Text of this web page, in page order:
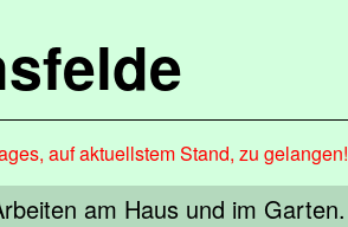
auf aktuellstem Stand, zu gelangen!
am Haus und im Garten.